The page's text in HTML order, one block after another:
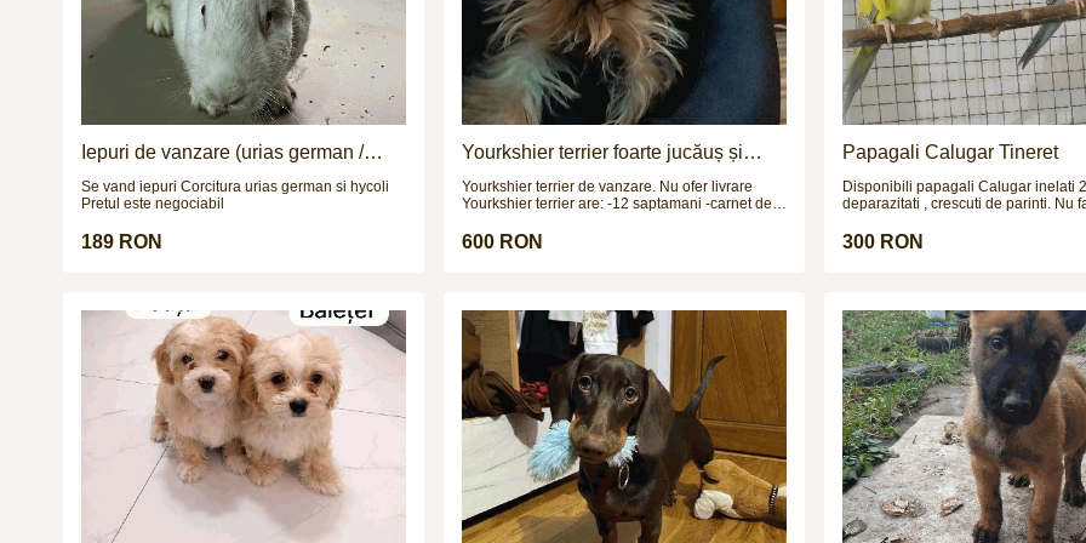
Iepuri de vanzare (urias german /
Se vand iepuri Corcitura urias german si hycoli
Pretul este negociabil
189 RON
Yourkshier terrier foarte jucăuș și
Yourkshier terrier de vanzare. Nu ofer livrare
Yourkshier terrier are: -12 saptamani -carnet de
nasterii= 8.09.2025 PRETUL ESTE
NEGOCIABIL!!!
600 RON
Papagali Calugar Tineret
Disponibili papagali Calugar inelati
deparazitati , crescuti de parinti. Nu
300 RON